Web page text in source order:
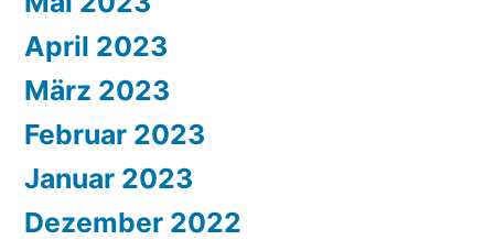
April 2023
März 2023
Februar 2023
Januar 2023
Dezember 2022